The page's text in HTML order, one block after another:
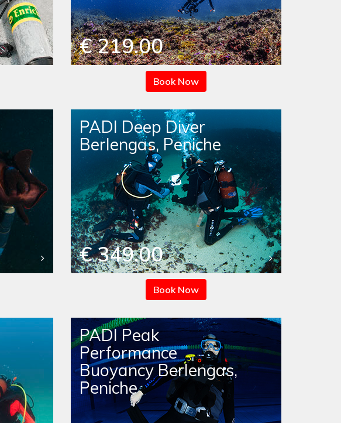
€ 219.00
Book Now
PADI Deep Diver
Berlengas, Peniche
€ 349.00
Book Now
PADI Peak
Performance
Buoyancy Berlengas,
Peniche